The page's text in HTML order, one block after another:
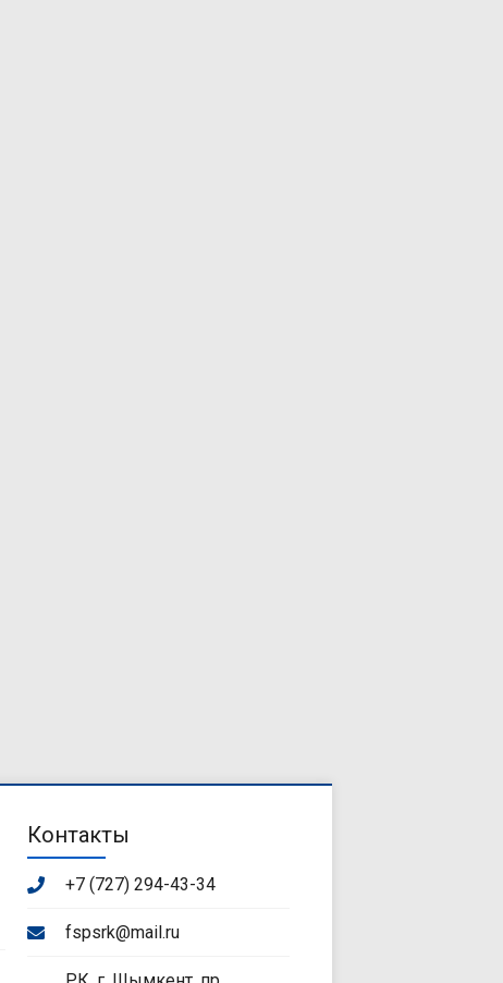
Контакты
+7 (727) 294-43-34
fspsrk@mail.ru